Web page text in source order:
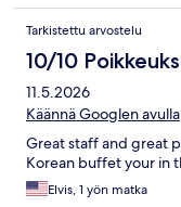
Tarkistettu arvostelu
10/10
11.5.2026
Käännä Googlen avulla
Great staff and great
Korean buffet your in
Elvis, 1 yön matka